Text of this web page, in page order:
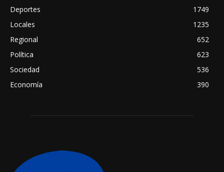
Deportes
1749
Locales
1235
Regional
652
Política
623
Sociedad
536
Economía
390